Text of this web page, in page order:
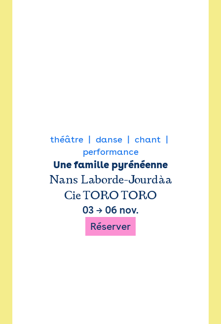
théâtre danse
chant
performance
Une famille pyrénéenne
Nans Laborde-Jourdàa
Cie TORO TORO
03 → 06 nov.
Réserver